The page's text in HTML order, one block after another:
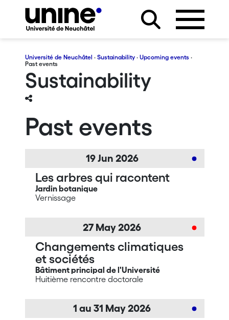
Université de Neuchâtel · Sustainability· Upcoming events ·
Past events
Sustainability
Past events
19 Jun 2026
Les arbres qui racontent
Jardin botanique
Vernissage
27 May2026
Changements climatiques
et sociétés
Bâtiment principal de l'Université
Huitième rencontre doctorale
1 au 31 May2026